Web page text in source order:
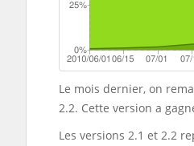
Le mois dernier, on
2.2. Cette version a
Les versions 2.1 et 2.2